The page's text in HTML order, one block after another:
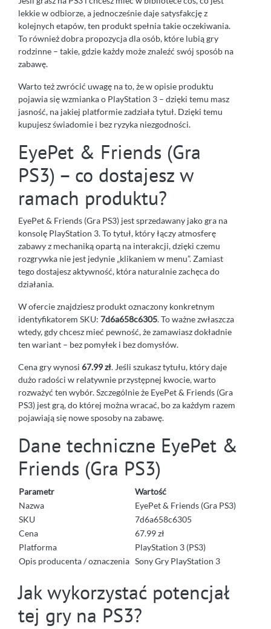
lekkie w odbiorze, a jednocześnie daje satysfakcję z
kolejnych etapów, ten produkt spełnia takie oczekiwania.
To również dobra propozycja dla osób, które lubią gry
rodzinne – takie, gdzie każdy może znaleźć swój sposób na
zabawę.
Warto też zwrócić uwagę na to, że w opisie produktu
pojawia się wzmianka o PlayStation 3 – dzięki temu masz
jasność, na jakiej platformie zadziała tytuł. Dzięki temu
kupujesz świadomie i bez ryzyka niezgodności.
EyePet & Friends (Gra
PS3) – co dostajesz w
ramach produktu?
EyePet & Friends (Gra PS3) jest sprzedawany jako gra na
konsolę PlayStation 3. To tytuł, który łączy atmosferę
zabawy z mechaniką opartą na interakcji, dzięki czemu
rozgrywka nie jest jedynie „klikaniem w menu”. Zamiast
tego dostajesz aktywność, która naturalnie zachęca do
działania.
W ofercie znajdziesz produkt oznaczony konkretnym
identyfikatorem SKU: 7d6a658c6305. To ważne zwłaszcza
wtedy, gdy chcesz mieć pewność, że zamawiasz dokładnie
ten wariant – bez pomyłek i bez domysłów.
Cena gry wynosi 67.99 zł. Jeśli szukasz tytułu, który daje
dużo radości w relatywnie przystępnej kwocie, warto
rozważyć ten wybór. Szczególnie że EyePet & Friends (Gra
PS3) jest grą, do której można wracać, bo za każdym razem
pojawiają się nowe sposoby na zabawę.
Dane techniczne EyePet &
Friends (Gra PS3)
Parametr
Wartość
Nazwa
EyePet & Friends (Gra PS3)
SKU
7d6a658c6305
Cena
67.99 zł
Platforma
PlayStation 3 (PS3)
Opis producenta / oznaczenia Sony Gry PlayStation 3
Jak wykorzystać potencjał
tej gry na PS3?